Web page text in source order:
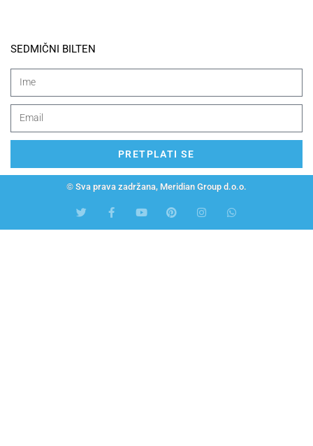
SEDMIČNI BILTEN
PRETPLATI SE
© Sva prava zadržana, Meridian Group d.o.o.